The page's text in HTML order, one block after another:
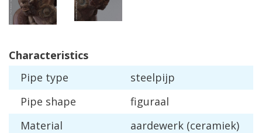
Characteristics
Pipe type
steelpijp
Pipe shape
figuraal
Material
aardewerk (ceramiek)